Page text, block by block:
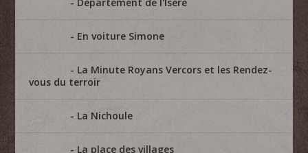
En voiture Simone
La Minute Royans Vercors et les Rendez-
vous du terroir
La Nichoule
La place des villages